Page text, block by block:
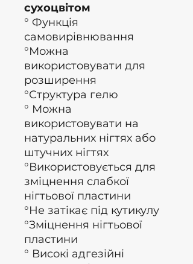
сухоцвітом
° Функція
самовирівнювання
°Можна
використовувати для
розширення
°Структура гелю
° Можна
використовувати на
натуральних нігтях або
штучних нігтях
°Використовується для
зміцнення слабкої
нігтьової пластини
°Не затікає під кутикулу
°Зміцнення нігтьової
пластини
° Високі адгезійні